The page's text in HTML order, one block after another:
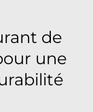
de
une